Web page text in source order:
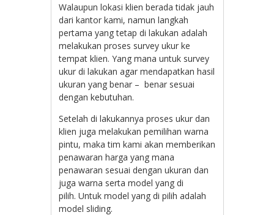
Walaupun lokasi klien berada tidak jauh
dari kantor kami, namun langkah
pertama yang tetap di lakukan adalah
melakukan proses survey ukur ke
tempat klien. Yang mana untuk survey
ukur di lakukan agar mendapatkan hasil
ukuran yang benar – benar sesuai
dengan kebutuhan.
Setelah di lakukannya proses ukur dan
klien juga melakukan pemilihan warna
pintu, maka tim kami akan memberikan
penawaran harga yang mana
penawaran sesuai dengan ukuran dan
juga warna serta model yang di
pilih. Untuk model yang di pilih adalah
model sliding.